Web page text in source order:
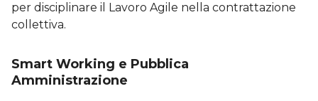
per disciplinare il Lavoro Agile nella contrattazione
collettiva.
Smart Working e Pubblica
Amministrazione